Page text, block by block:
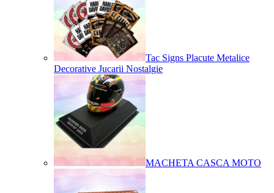
Tac Signs Placute Metalice
Decorative Jucarii Nostalgie
MACHETA CASCA MOTO